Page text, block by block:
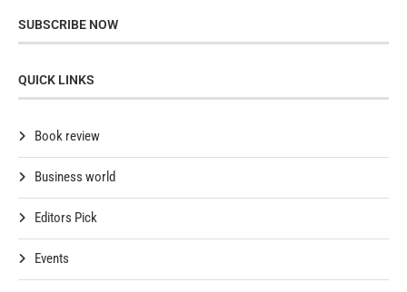
SUBSCRIBE NOW
QUICK LINKS
Book review
Business world
Editors Pick
Events